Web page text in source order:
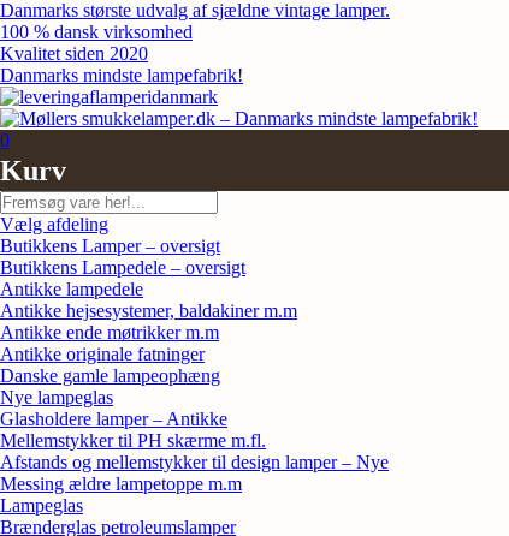
Skip
to
content
Danmarks største udvalg af sjældne vintage lamper.
100 % dansk virksomhed
Kvalitet siden 2020
Danmarks mindste lampefabrik!
0
Kurv
Søg
Vælg afdeling
Butikkens Lamper – oversigt
Butikkens Lampedele – oversigt
Antikke lampedele
Antikke hejsesystemer, baldakiner m.m
Antikke ende møtrikker m.m
Antikke originale fatninger
Danske gamle lampeophæng
Nye lampeglas
Glasholdere lamper – Antikke
Mellemstykker til PH skærme m.fl.
Afstands og mellemstykker til design lamper – Nye
Messing ældre lampetoppe m.m
Lampeglas
Brænderglas petroleumslamper